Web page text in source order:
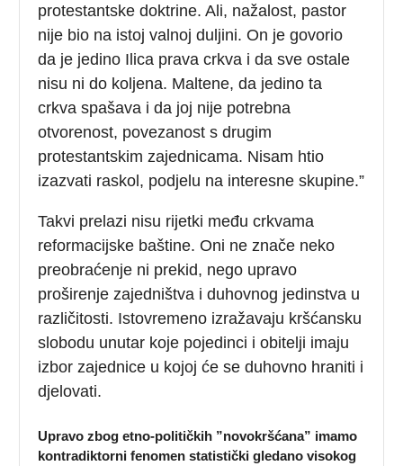
protestantske doktrine. Ali, nažalost, pastor
nije bio na istoj valnoj duljini. On je govorio
da je jedino Ilica prava crkva i da sve ostale
nisu ni do koljena. Maltene, da jedino ta
crkva spašava i da joj nije potrebna
otvorenost, povezanost s drugim
protestantskim zajednicama. Nisam htio
izazvati raskol, podjelu na interesne skupine.”
Takvi prelazi nisu rijetki među crkvama
reformacijske baštine. Oni ne znače neko
preobraćenje ni prekid, nego upravo
proširenje zajedništva i duhovnog jedinstva u
različitosti. Istovremeno izražavaju kršćansku
slobodu unutar koje pojedinci i obitelji imaju
izbor zajednice u kojoj će se duhovno hraniti i
djelovati.
Upravo zbog etno-političkih ”novokršćana” imamo
kontradiktorni fenomen statistički gledano visokog